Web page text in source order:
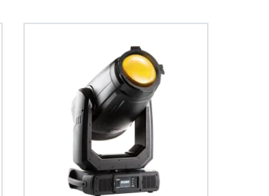
France
Czech and Slovak Republic
Торговые представители
Global